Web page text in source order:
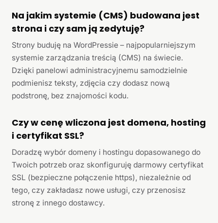
Na jakim systemie (CMS) budowana jest
strona i czy sam ją zedytuję?
Strony buduję na WordPressie – najpopularniejszym
systemie zarządzania treścią (CMS) na świecie.
Dzięki panelowi administracyjnemu samodzielnie
podmienisz teksty, zdjęcia czy dodasz nową
podstronę, bez znajomości kodu.
Czy w cenę wliczona jest domena, hosting
i certyfikat SSL?
Doradzę wybór domeny i hostingu dopasowanego do
Twoich potrzeb oraz skonfiguruję darmowy certyfikat
SSL (bezpieczne połączenie https), niezależnie od
tego, czy zakładasz nowe usługi, czy przenosisz
stronę z innego dostawcy.